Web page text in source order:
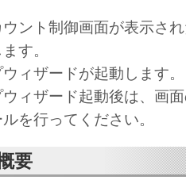
記(1)に基づいて「本ソフ
アップとして、「本ソフ
ができます。
(2)に定める場合を除き、
サーのいかなる知的財産
わず、本契約書によって
ものではありません。
ント制御画面が表示さ
す。
ィザードが起動します。
ィザード起動後は、画
を行ってください。
要